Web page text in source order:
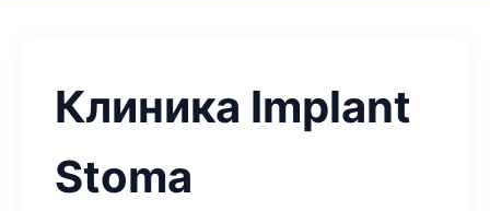
Клиника Implant
Stoma